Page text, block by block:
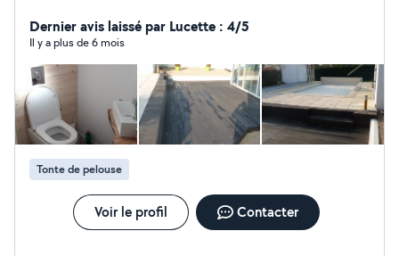
jardinage,petite maconnerie, eventuellement entretien
mecanique
Dernier avis laissé par Lucette : 4/5
Il y a plus de 6 mois
Tonte de pelouse
Voir le profil Contacter